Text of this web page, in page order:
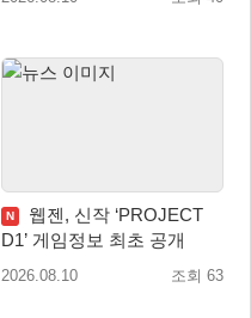
N
웹젠, 신작 ‘PROJECT
D1’ 게임정보 최초 공개
2026.08.10 조회 63